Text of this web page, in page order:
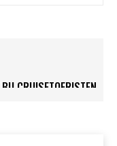
VOOR AIRBNB-